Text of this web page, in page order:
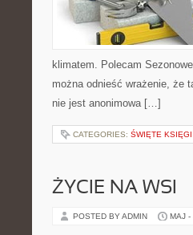
klimatem. Polecam
można odnieść wrażenie, że
nie jest anonimowa […]
CATEGORIES: ŚWIĘTE KSIĘGI
ŻYCIE NA WSI
POSTED BY ADMIN MAJ -